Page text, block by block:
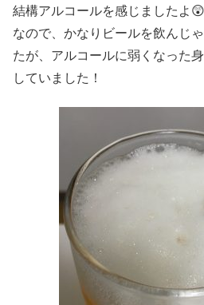
結構アルコールを感じましたよ😲
なので、かなりビールを飲んじ
たが、アルコールに弱くなった
していました！